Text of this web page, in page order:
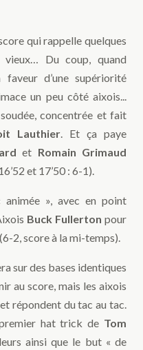
qui rappelle quelques
vieux… Du coup, quand
d’une supériorité
un peu côté aixois...
concentrée et fait
Lauthier. Et ça paye
et Romain Grimaud
et 17’50 : 6-1).
», avec en point
Buck Fullerton pour
2, score à la mi-temps).
sur des bases identiques
au score, mais les aixois
répondent du tac au tac.
hat trick de Tom
ainsi que le but « de